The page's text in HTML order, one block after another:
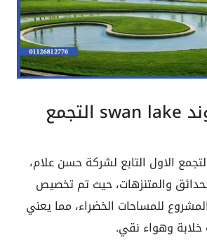
مميزات كمبوند swan lake التجمع
الاول التابع لشركة حسن علام،
والمتنزهات، حيث تم تخصيص
للمساحات الخضراء، مما يعني
خلابة وهواء نقي.